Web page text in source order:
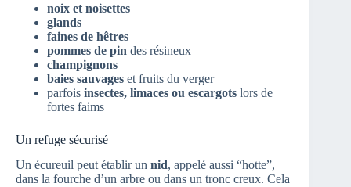
noix et noisettes
glands
faines de hêtres
pommes de pin des résineux
champignons
baies sauvages et fruits du verger
parfois insectes, limaces ou escargots lors de
fortes faims
Un refuge sécurisé
Un écureuil peut établir un nid, appelé aussi “hotte”,
dans la fourche d’un arbre ou dans un tronc creux. Cela